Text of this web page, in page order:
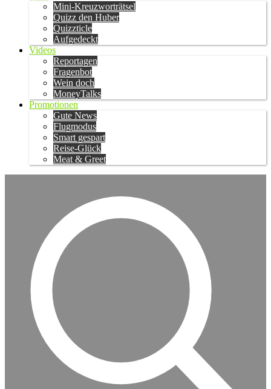
Mini-Kreuzworträtsel
Quizz den Huber
Quizzticle
Aufgedeckt
Videos
Reportagen
Fragenbot
Wein doch
MoneyTalks
Promotionen
Gute News
Flugmodus
Smart gespart
Reise-Glück
Meat & Greet